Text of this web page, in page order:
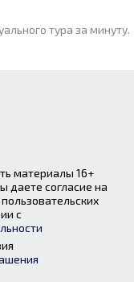
тура за минуту.
материалы 16+
даете согласие на
с